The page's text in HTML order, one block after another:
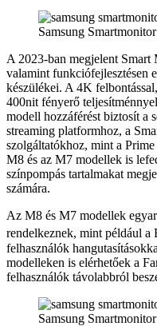
Samsung
A 2023-ban megjelent
valamint funkciófejlesztésen
készülékei. A 4K
400nit fényerő
modell hozzáférést biztosít a
streaming platformhoz, a
szolgáltatókhoz, mint a
M8 és az M7 modellek is
színpompás tartalmakat
számára.
Az M8 és M7 modellek
rendelkeznek, mint például
felhasználók
modelleken is elérhetőek a
felhasználók távolabbról
Samsung